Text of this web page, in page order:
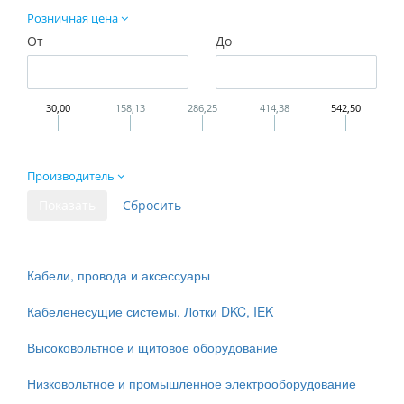
Розничная цена
От До
30,00 158,13 286,25 414,38 542,50
Производитель
Кабели, провода и аксессуары
Кабеленесущие системы. Лотки DKC, IEK
Высоковольтное и щитовое оборудование
Низковольтное и промышленное электрооборудование